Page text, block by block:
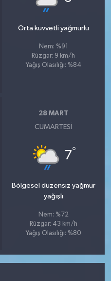
Orta kuvvetli yağmurlu
Nem: %91
Rüzgar: 9 km/h
Yağış Olasılığı: %84
28 MART
CUMARTESI
7°
Bölgesel düzensiz yağmur
yağışlı
Nem: %72
Rüzgar: 43 km/h
Yağış Olasılığı: %80